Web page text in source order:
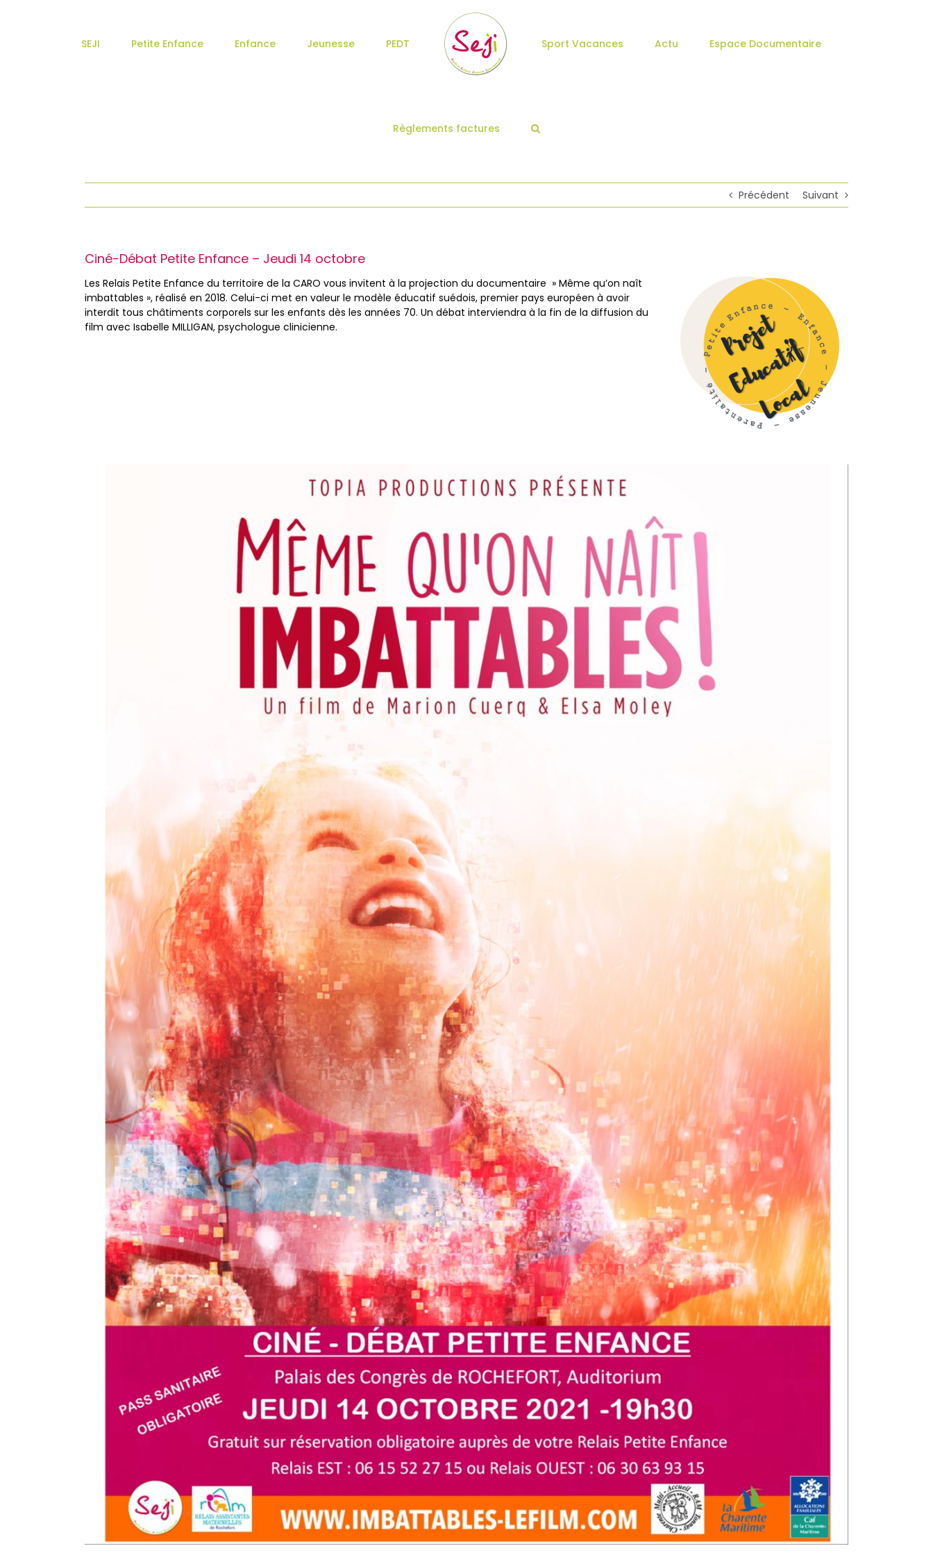
SEJI Petite Enfance Enfance Jeunesse PEDT Sport Vacances Actu Espace Documentaire
Règlements factures
Précédent Suivant
Ciné-Débat Petite Enfance – Jeudi 14 octobre
Les Relais Petite Enfance du territoire de la CARO vous invitent à la projection du documentaire » Même qu’on naît
imbattables », réalisé en 2018. Celui-ci met en valeur le modèle éducatif suédois, premier pays européen à avoir
interdit tous châtiments corporels sur les enfants dès les années 70. Un débat interviendra à la fin de la diffusion du
film avec Isabelle MILLIGAN, psychologue clinicienne.